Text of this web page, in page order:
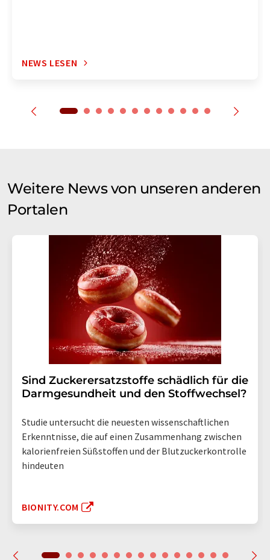
NEWS LESEN
Weitere News von unseren anderen
Portalen
Sind Zuckerersatzstoffe schädlich für die
Darmgesundheit und den Stoffwechsel?
Studie untersucht die neuesten wissenschaftlichen
Erkenntnisse, die auf einen Zusammenhang zwischen
kalorienfreien Süßstoffen und der Blutzuckerkontrolle
hindeuten
BIONITY.COM